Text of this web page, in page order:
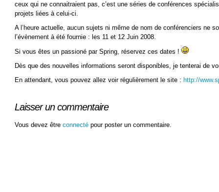
ceux qui ne connaitraient pas, c’est une séries de conférences
projets liées à celui-ci.
A l’heure actuelle, aucun sujets ni même de nom de conférenciers ne
l’évènement à été fournie : les 11 et 12 Juin 2008.
Si vous êtes un passioné par Spring, réservez ces dates !
Dès que des nouvelles informations seront disponibles, je tenterai de
En attendant, vous pouvez allez voir régulièrement le site : http://
Laisser un commentaire
Vous devez être connecté pour poster un commentaire.